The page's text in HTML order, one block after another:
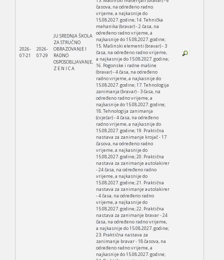
2026-
07-21
2026-
07-29
JU SREDNJA ŠKOLA
ZA STRUČNO
OBRAZOVANJE I
RADNO
OSPOSOBLJAVANJE,
Z E N I C A
časova, na određeno radno
vrijeme, a najkasnije do
15.08.2027. godine; 14. Tehnička
mehanika (bravar) - 2 časa, na
određeno radno vrijeme, a
najkasnije do 15.08.2027. godine;
15. Mašinski elementi (bravar) - 3
časa, na određeno radno vrijeme,
a najkasnije do 15.08.2027. godine;
16. Pogonske i radne mašine
(bravar) - 4 časa, na određeno
radno vrijeme, a najkasnije do
15.08.2027. godine; 17. Tehnologija
zanimanja (bravar) - 3 časa, na
određeno radno vrijeme, a
najkasnije do 15.08.2027. godine;
18. Tehnologija zanimanja
(cvjećar) - 4 časa, na određeno
radno vrijeme, a najkasnije do
15.08.2027. godine; 19. Praktična
nastava za zanimanje krojač - 17
časova, na određeno radno
vrijeme, a najkasnije do
15.08.2027. godine; 20. Praktična
nastava za zanimanje autolakirer
- 24 časa, na određeno radno
vrijeme, a najkasnije do
15.08.2027. godine; 21. Praktična
nastava za zanimanje autolakirer
- 4 časa, na određeno radno
vrijeme, a najkasnije do
15.08.2027. godine; 22. Praktična
nastava za zanimanje bravar - 24
časa, na određeno radno vrijeme,
a najkasnije do 15.08.2027. godine;
23. Praktična nastava za
zanimanje bravar - 18 časova, na
određeno radno vrijeme, a
najkasnije do 15.08.2027. godine;